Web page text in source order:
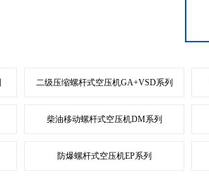
二级压缩螺杆式空压机GA+VSD系列
柴油移动螺杆式空压机DM系列
防爆螺杆式空压机EP系列